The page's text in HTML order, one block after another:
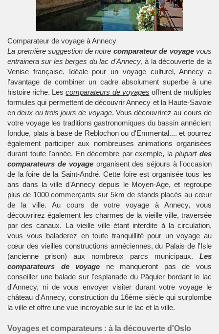
Comparateur de voyage à Annecy
La première suggestion de notre comparateur de voyagevous
entrainera sur les berges du lac d'Annecy, à la découverte de la
Venise française. Idéale pour un voyageculturel, Annecy a
l'avantage de combiner un cadre absolument superbe à une
histoire riche. Lescomparateurs de voyages offrent de multiples
formules qui permettent de découvrir Annecy et la Haute-Savoie
endeux ou trois jours de voyage. Vous découvrirez au cours de
votre voyage les traditions gastronomiques du bassin annécien:
fondue, plats à base de Reblochon ou d'Emmental.... et pourrez
également participer aux nombreuses animations organisées
durant toute l'année. En décembre par exemple, laplupartdes
comparateurs de voyageorganisent des séjours à l'occasion
de la foire de la Saint-André. Cette foire est organisée tous les
ans dans la ville d'Annecy depuis le Moyen-Age, et regroupe
plus de 1000 commerçants sur 5km de stands placés au cœur
de la ville. Au cours de votre voyage à Annecy, vous
découvrirez également les charmes de la vieille ville, traversée
par des canaux. La vieille ville étant interdite à la circulation,
vous vous baladerez en toute tranquillité pour un voyage au
cœur des vieilles constructions annéciennes, du Palais de l'Isle
(ancienne prison) aux nombreux parcs municipaux. Les
comparateurs de voyage ne manqueront pas de vous
conseiller une balade sur l'esplanade du Pâquier bordant le lac
d'Annecy, ni de vous envoyer visiter durant votre voyage le
château d'Annecy, construction du 16ème siècle qui surplombe
la ville et offre une vue incroyable sur le lac et la ville.
Voyages et comparateurs : à la découverte d'Oslo